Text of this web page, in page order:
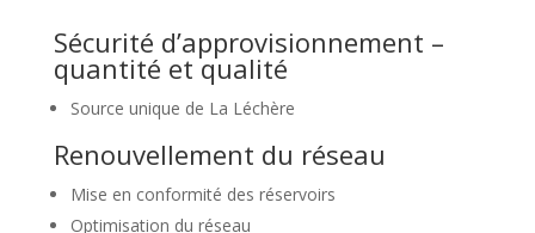
Sécurité d’approvisionnement –
quantité et qualité
Source unique de La Léchère
Renouvellement du réseau
Mise en conformité des réservoirs
Optimisation du réseau